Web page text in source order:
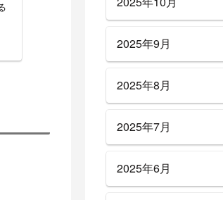
2025年9月
2025年8月
2025年7月
2025年6月